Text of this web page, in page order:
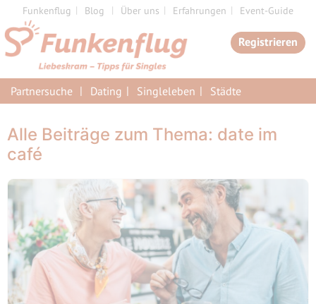
Zum
Inhalt
springen
Funkenflug Blog Über uns Erfahrungen Event-Guide
Registrieren
Partnersuche Dating Singleleben Städte
Alle Beiträge zum Thema: date im
café